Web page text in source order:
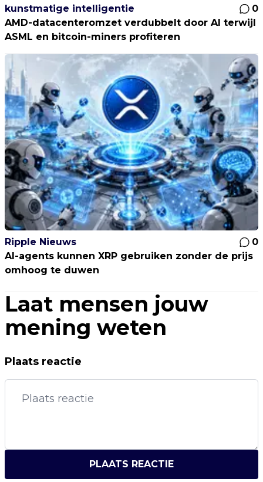
kunstmatige intelligentie
0
AMD-datacenteromzet verdubbelt door AI terwijl
ASML en bitcoin-miners profiteren
Ripple Nieuws
0
AI-agents kunnen XRP gebruiken zonder de prijs
omhoog te duwen
Laat mensen jouw
mening weten
Plaats reactie
PLAATS REACTIE